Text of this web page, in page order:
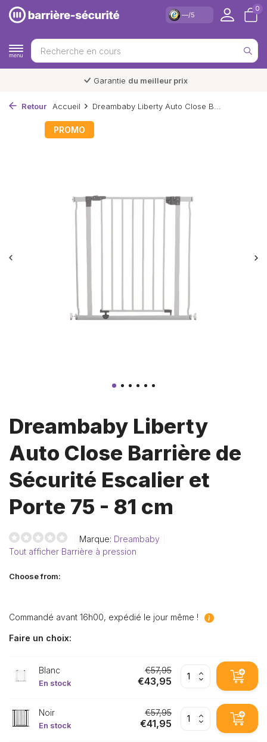
—/5
0
Garantie du meilleur prix
Retour Accueil Dreambaby Liberty Auto Close B...
Dreambaby Liberty
Auto Close Barrière de
Sécurité Escalier et
Porte 75 - 81 cm
PROMO
Marque: Dreambaby
Tout afficher Barrière à pression
Choose from:
Commandé avant 16h00, expédié le jour même !
Faire un choix:
Blanc
En stock
€57,95
€43,95
Noir
En stock
€57,95
€41,95